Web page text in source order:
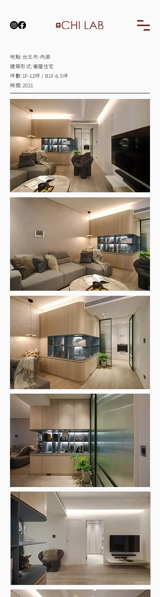
地點:台北市-內湖
建築形式:複層住宅
​坪數:1F-12坪 / B1F-6.5坪
時間:2021